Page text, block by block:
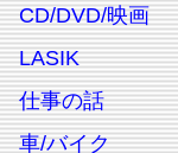
CD/DVD/映画
LASIK
仕事の話
車/バイク